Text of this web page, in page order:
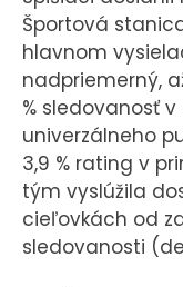
Športová
hlavnom
nadpriemerný,
% sledovanosť v
univerzálneho
3,9 % rating v
tým vyslúžila
cieľovkách od
sledovanosti